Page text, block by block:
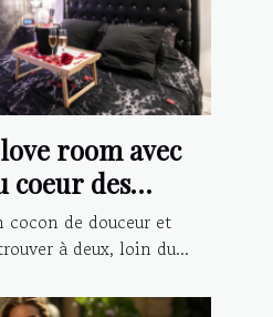
room avec
coeur des
cocon de douceur et
à deux, loin du...